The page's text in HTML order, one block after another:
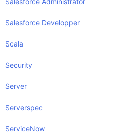
Salesforce Developper
Scala
Security
Server
Serverspec
ServiceNow